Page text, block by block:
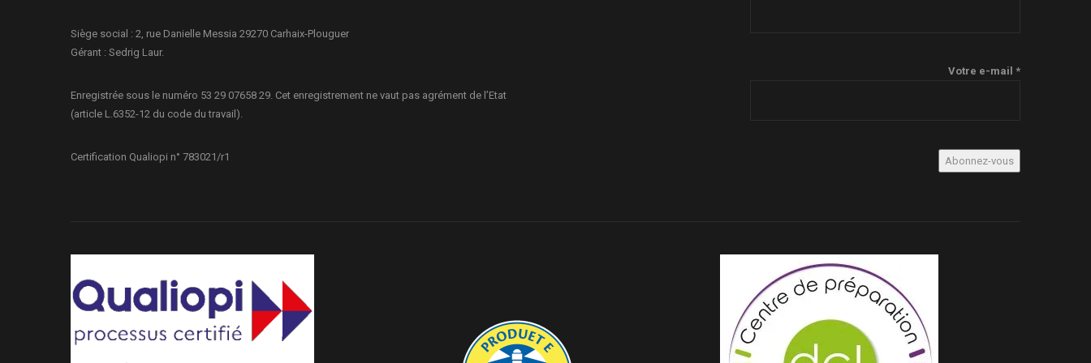
Siège social : 2, rue Danielle Messia 29270 Carhaix-Plouguer
Gérant : Sedrig Laur.
Enregistrée sous le numéro 53 29 07658 29. Cet enregistrement ne vaut pas agrément de l’Etat
(article L.6352-12 du code du travail).
Certification Qualiopi n° 783021/r1
Votre e-mail *